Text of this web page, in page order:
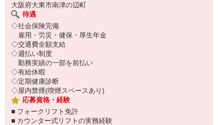
大阪府大東市南津の辺町
待遇
◇社会保険完備
雇用・労災・健保・厚生年金
◇交通費全額支給
◇週払い制度
勤務実績の一部を前払い
◇有給休暇
◇定期健康診断
◇屋内禁煙(喫煙スペースあり)
応募資格・経験
■ フォークリフト免許
■ カウンター式リフトの実務経験